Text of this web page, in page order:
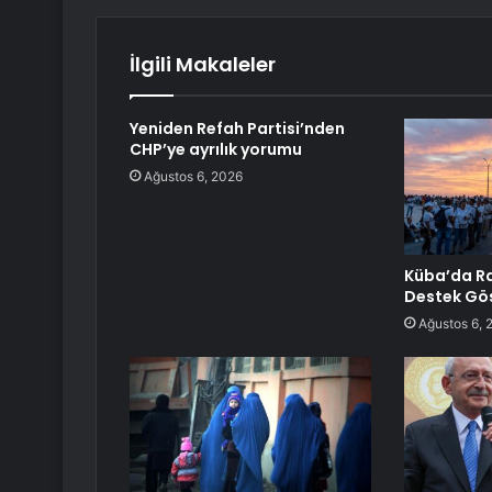
İlgili Makaleler
Yeniden Refah Partisi’nden
CHP’ye ayrılık yorumu
Ağustos 6, 2026
Küba’da
Destek
Ağustos 6,